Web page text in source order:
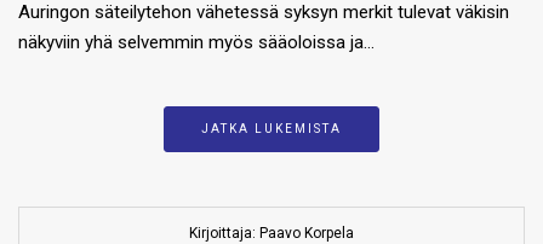
Auringon säteilytehon vähetessä syksyn merkit tulevat väkisin
näkyviin yhä selvemmin myös sääoloissa ja…
JATKA LUKEMISTA
Kirjoittaja: Paavo Korpela